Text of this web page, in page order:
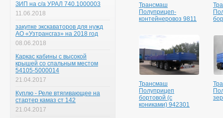
ЗИП на с/а УРАЛ 740.1000003
11.06.2018
закупке экскаваторов для нужд
АО «Узтрансгаз» на 2018 год
08.06.2018
Каркас кабины с высокой
крышей со спальным местом
54105-5000014
21.04.2017
Куплю - Реле втягивающее на
стартер камаз ст 142
21.04.2017
Трансмаш
Полуприцеп-
контейнеровоз 9811
Трансмаш
Полуприцеп
бортовой (с
кониками) 942301